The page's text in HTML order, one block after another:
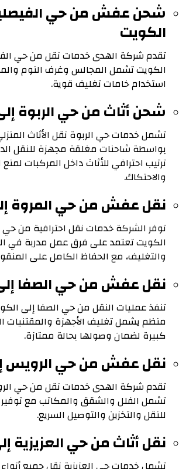
شحن عفش من حي
الكويت
تقدم شركة الهدى خدمات نقل من حي
الكويت تشمل المجالس وغرف النوم
استخدام خامات تغليف قوية.
شحن أثاث من حي الربوة
تشمل خدمات حي الربوة نقل الأثاث
بواسطة شاحنات مغلقة مجهزة للنقل
ترتيب احترافي للأثاث داخل المركبات
والاحتكاك.
نقل عفش من حي المروة
توفر الشركة خدمات نقل احترافية من حي
الكويت تعتمد على فرق عمل مدربة في
والتغليف، مع الحفاظ الكامل على
نقل عفش من حي الصفا
تنفذ عمليات النقل من حي الصفا إلى
منظم يشمل تغليف الأجهزة والمقتنيات
كبيرة لضمان وصولها بحالة ممتازة.
نقل عفش من حي الرويس
تقدم شركة الهدى خدمات نقل من حي
تشمل الفلل والشقق والمكاتب مع
للنقل والتخزين والتوصيل السريع.
نقل أثاث من حي العزيزية